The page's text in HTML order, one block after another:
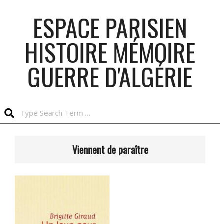
ESPACE PARISIEN
HISTOIRE MÉMOIRE
GUERRE D'ALGÉRIE
Viennent de paraître